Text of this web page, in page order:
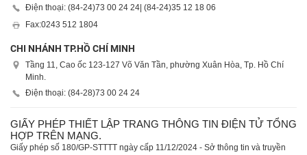
Điện thoại: (84-24)73 00 24 24 | (84-24)35 12 18 06
Fax:0243 512 1804
CHI NHÁNH TP.HỒ CHÍ MINH
Tầng 11, Cao ốc 123-127 Võ Văn Tần, phường Xuân Hòa, Tp. Hồ Chí
Minh.
Điện thoại: (84-28)73 00 24 24
GIẤY PHÉP THIẾT LẬP TRANG THÔNG TIN ĐIỆN TỬ TỔNG
HỢP TRÊN MẠNG.
Giấy phép số 180/GP-STTTT ngày cấp 11/12/2024 - Sở thông tin và truyền